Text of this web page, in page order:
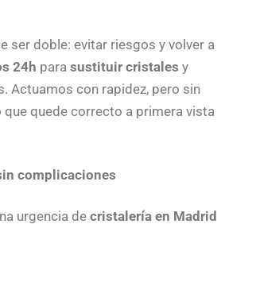
SUSTITUCIÓN VIDRIO ANTIRROBO
SUSTITUCIÓN MURO CORTINA
SUSTITUCIÓN HOGAR
HOTELES
CENTRO COMERCIALES
ser doble: evitar riesgos y volver a
24h parasustituir cristales y
Actuamos con rapidez, pero sin
quede correcto a primera vista
complicaciones
urgencia decristalería en Madrid